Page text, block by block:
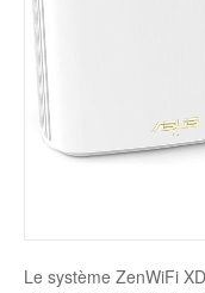
Disque SSD
Le système ZenWiFi